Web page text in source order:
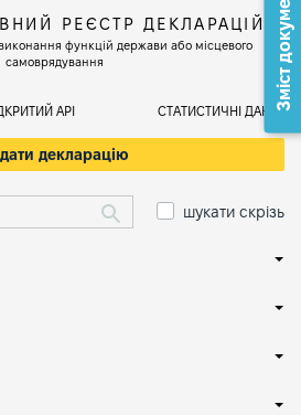
РЕЄСТР ДЕКЛАРАЦІЙ
функцій держави або місцевого
самоврядування
АРІ СТАТИСТИЧНІ ДАНІ
декларацію
шукати скрізь
Зміст документа